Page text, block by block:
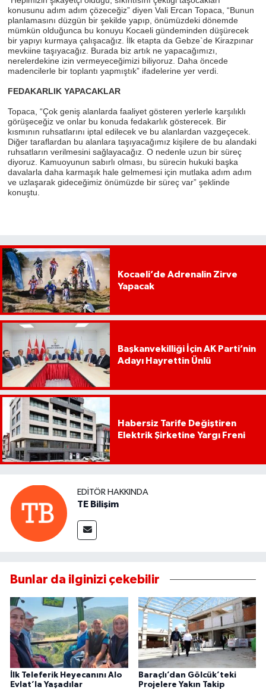
konusunu adım adım çözeceğiz” diyen Vali Ercan Topaca, “Bunun
planlamasını düzgün bir şekilde yapıp, önümüzdeki dönemde
mümkün olduğunca bu konuyu Kocaeli gündeminden düşürecek
bir yapıyı kurmaya çalışacağız. İlk etapta da Gebze`de Kirazpınar
mevkiine taşıyacağız. Burada biz artık ne yapacağımızı,
nerelerdekine izin vermeyeceğimizi biliyoruz. Daha öncede
madencilerle bir toplantı yapmıştık” ifadelerine yer verdi.
FEDAKARLIK YAPACAKLAR
Topaca, “Çok geniş alanlarda faaliyet gösteren yerlerle karşılıklı
görüşeceğiz ve onlar bu konuda fedakarlık gösterecek. Bir
kısmının ruhsatlarını iptal edilecek ve bu alanlardan vazgeçecek.
Diğer taraflardan bu alanlara taşıyacağımız kişilere de bu alandaki
ruhsatların verilmesini sağlayacağız. O nedenle uzun bir süreç
diyoruz. Kamuoyunun sabırlı olması, bu sürecin hukuki başka
davalarla daha karmaşık hale gelmemesi için mutlaka adım adım
ve uzlaşarak gideceğimiz önümüzde bir süreç var” şeklinde
konuştu.
Kocaeli’de Adrenalin Zirve
Yapacak
Başkanvekilliği İçin AK Parti’nin
Adayı Hayrettin Ünlü
Habersiz Tarife Değiştiren
Elektrik Şirketine Yargı Freni
EDITÖR HAKKINDA
TE Bilişim
Bunlar da ilginizi çekebilir
İlk Teleferik Heyecanını Alo
Evlat’la Yaşadılar
Baraçlı’dan Gölcük’teki
Projelere Yakın Takip